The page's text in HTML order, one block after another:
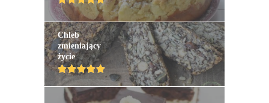
Chleb
zmieniający
życie